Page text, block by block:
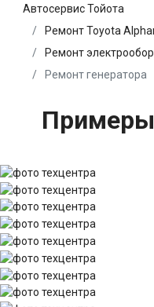
Автосервис Тойота
Ремонт Toyota
Ремонт
Ремонт генератора